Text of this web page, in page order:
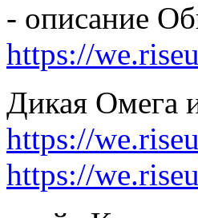
- описание
https://
Дикая Омега
https://
https://